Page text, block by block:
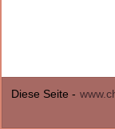
Diese Seite -